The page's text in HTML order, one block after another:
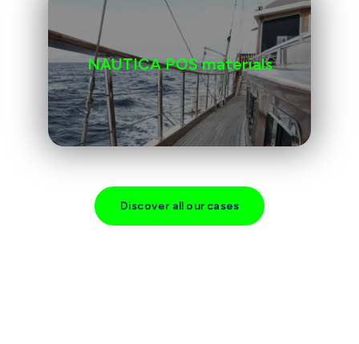
NAUTICA POS materials
Discover all our cases